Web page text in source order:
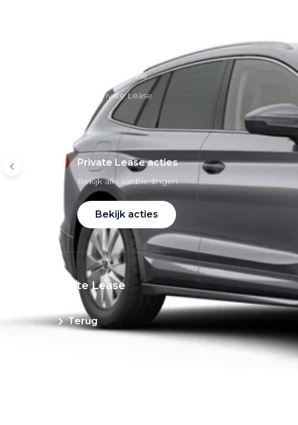
SEAT Private Lease
Škoda Private Lease
Private Lease acties
Bekijk alle aanbiedingen
Bekijk acties
Private Lease
Terug